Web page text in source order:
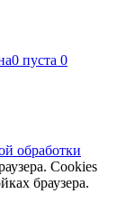
0 пуста 0
обработки
Cookies
браузера.